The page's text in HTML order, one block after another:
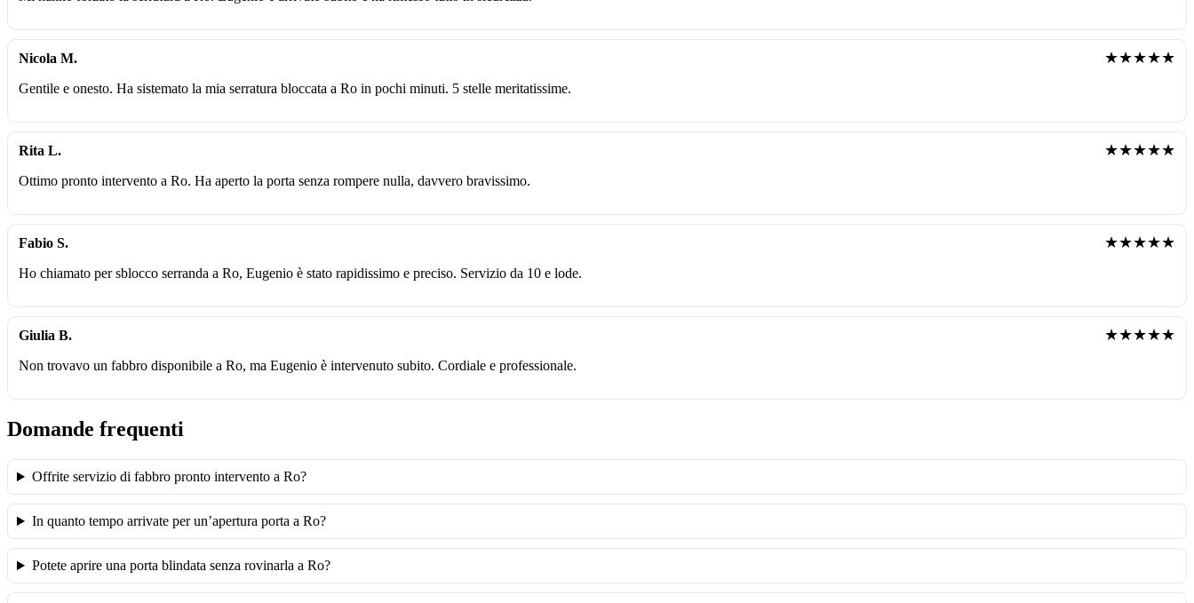
Nicola M. ★★★★★
Gentile e onesto. Ha sistemato la mia serratura bloccata a Ro in pochi minuti. 5 stelle meritatissime.
Rita L. ★★★★★
Ottimo pronto intervento a Ro. Ha aperto la porta senza rompere nulla, davvero bravissimo.
Fabio S. ★★★★★
Ho chiamato per sblocco serranda a Ro, Eugenio è stato rapidissimo e preciso. Servizio da 10 e lode.
Giulia B. ★★★★★
Non trovavo un fabbro disponibile a Ro, ma Eugenio è intervenuto subito. Cordiale e professionale.
Domande frequenti
Offrite servizio di fabbro pronto intervento a Ro?
In quanto tempo arrivate per un’apertura porta a Ro?
Potete aprire una porta blindata senza rovinarla a Ro?